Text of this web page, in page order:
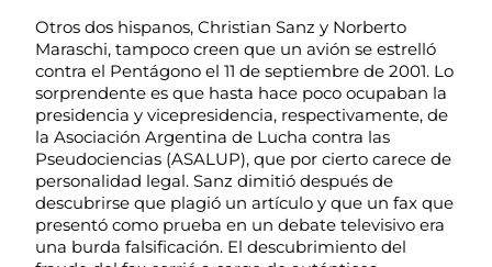
Otros dos hispanos, Christian Sanz y Norberto
Maraschi, tampoco creen que un avión se estrelló
contra el Pentágono el 11 de septiembre de 2001. Lo
sorprendente es que hasta hace poco ocupaban la
presidencia y vicepresidencia, respectivamente, de
la Asociación Argentina de Lucha contra las
Pseudociencias (ASALUP), que por cierto carece de
personalidad legal. Sanz dimitió después de
descubrirse que plagió un artículo y que un fax que
presentó como prueba en un debate televisivo era
una burda falsificación. El descubrimiento del